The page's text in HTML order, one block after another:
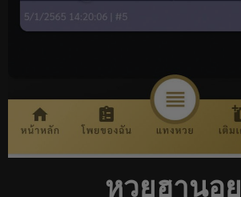
หวยฮานอย